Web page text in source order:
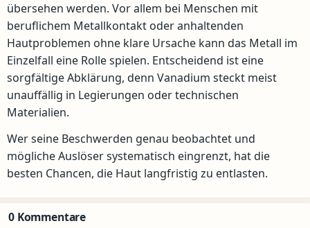
übersehen werden. Vor allem bei Menschen mit
beruflichem Metallkontakt oder anhaltenden
Hautproblemen ohne klare Ursache kann das Metall im
Einzelfall eine Rolle spielen. Entscheidend ist eine
sorgfältige Abklärung, denn Vanadium steckt meist
unauffällig in Legierungen oder technischen
Materialien.
Wer seine Beschwerden genau beobachtet und
mögliche Auslöser systematisch eingrenzt, hat die
besten Chancen, die Haut langfristig zu entlasten.
0 Kommentare